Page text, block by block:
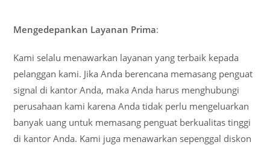
Mengedepankan Layanan Prima:
Kami selalu menawarkan layanan yang terbaik kepada
pelanggan kami. Jika Anda berencana memasang penguat
signal di kantor Anda, maka Anda harus menghubungi
perusahaan kami karena Anda tidak perlu mengeluarkan
banyak uang untuk memasang penguat berkualitas tinggi
di kantor Anda. Kami juga menawarkan sepenggal diskon